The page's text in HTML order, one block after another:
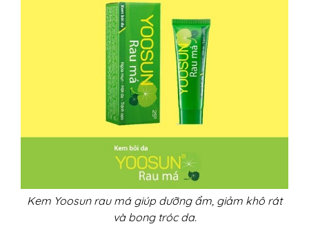
Kem Yoosun rau má giúp dưỡng ẩm, giảm khô rát
và bong tróc da.